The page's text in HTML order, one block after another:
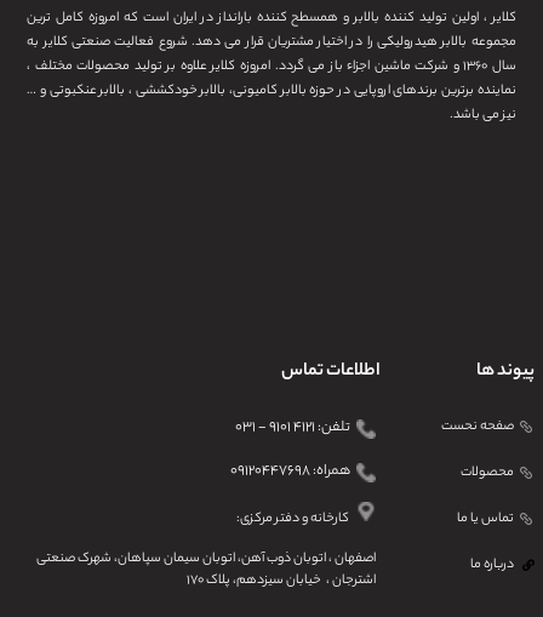
، اولین تولید کننده بالابر و همسطح کننده بارانداز در ایران است که امروزه کامل ترین
بالابر هیدرولیکی را در اختیار مشتریان قرار می دهد. شروع فعالیت صنعتی کلایر به
سال ۱۳۶۰ و شرکت ماشین اجزاء باز می گردد. امروزه کلایر علاوه بر تولید محصولات مختلف ،
برترین برندهای اروپایی در حوزه بالابر کامیونی، بالابر خودکششی ، بالابر عنکبوتی و …
می باشد.
ها
نحست
یا ما
ما
اطلاعات تماس
تلفن: ۴۱۲۱ ۹۱۰۱ - ۰۳۱
همراه: ۰۹۱۲۰۴۴۷۶۹۸
کارخانه و دفتر مرکزی:
اصفهان ، اتوبان ذوب آهن، اتوبان سیمان سپاهان، شهرک صنعتی
اشترجان ، خیابان سیزدهم، پلاک ۱۷۰